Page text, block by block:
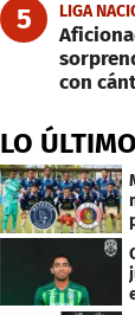
5 LIGA
con
LO ÚLTIMO